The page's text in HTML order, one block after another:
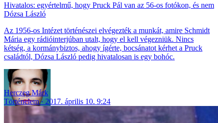
Hivatalos: egyértelmű, hogy Pruck Pál van az 56-os fotókon, és nem
Dózsa László
Az 1956-os Intézet történészei elvégezték a munkát, amire Schmidt
Mária egy rádióinterjúban utalt, hogy el kell végezniük. Nincs
kétség, a kormánybiztos, ahogy ígérte, bocsánatot kérhet a Pruck
családtól, Dózsa László pedig hivatalosan is egy bohóc.
Herczeg Márk
Történelem
2017. április 10. 9:24